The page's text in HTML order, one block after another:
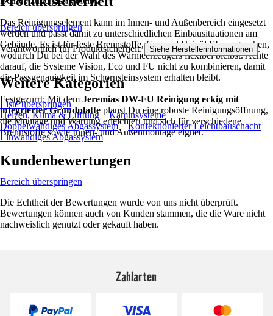
Das Reinigungselement kann im Innen- und Außenbereich eingesetzt
werden und passt damit zu unterschiedlichen Einbausituationen am
Gebäude. Es ist für feste Brennstoffe, Gas und Heizöl EL vorgesehen,
wodurch Du bei der Wahl des Wärmeerzeugers flexibel bleibst. Achte
darauf, die Systeme Vision, Eco und FU nicht zu kombinieren, damit
die Passgenauigkeit im Schornsteinsystem erhalten bleibt.
Festgezurrt: Mit dem Jeremias DW-FU Reinigung eckig mit
integrierter Grundplatte planst Du eine robuste Reinigungsöffnung,
die Montage und Wartung erleichtert und sich für verschiedene
Brennstoffe sowie Innen- und Außenmontage eignet.
Bereich überspringen
Verantwortlich für Produktsicherheit: Siehe Herstellerinformationen .
Weitere Kategorien
Liste überspringen
Heizen, Klima & Lüftung
Kaminsysteme
Doppelwandiges Abgassystem
Konfektionierter Leichtbauschacht
Einwandiges Abgassystem
Kundenbewertungen
Bereich überspringen
Die Echtheit der Bewertungen wurde von uns nicht überprüft.
Bewertungen können auch von Kunden stammen, die die Ware nicht
nachweislich genutzt oder gekauft haben.
Zahlarten